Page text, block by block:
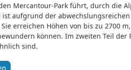
Mercantour-Park führt, durch die
aufgrund der
erreichen Höhen von bis zu 2700
können. Im zweiten Teil der
sind.